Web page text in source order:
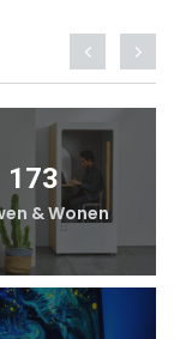
173
& Wonen